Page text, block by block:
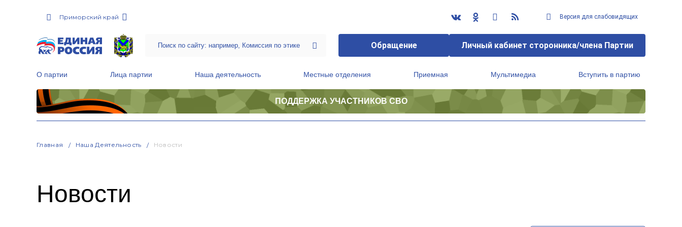
Приморский край Версия для слабовидящих
Обращение Личный кабинет сторонника/члена Партии
О партии Лица партии Наша деятельность Местные отделения Приемная Мультимедиа Вступить в партию
ПОДДЕРЖКА УЧАСТНИКОВ СВО
Главная Наша Деятельность Новости
Новости